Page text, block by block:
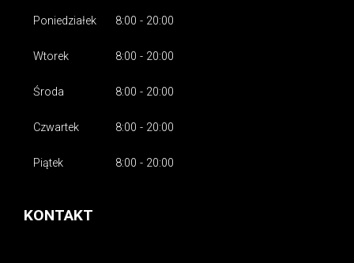
Poniedziałek 8:00 - 20:00
Wtorek 8:00 - 20:00
Środa 8:00 - 20:00
Czwartek 8:00 - 20:00
Piątek 8:00 - 20:00
KONTAKT